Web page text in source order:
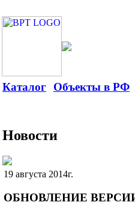
Каталог Объекты в РФ
Новости
19 августа 2014г.
ОБНОВЛЕНИЕ ВЕРСИИ